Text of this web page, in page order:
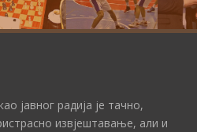
јавног радија је тачно,
извјештавање, али и